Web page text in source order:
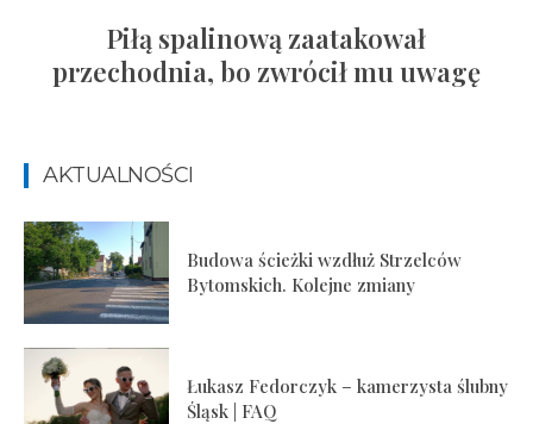
Piłą spalinową zaatakował
przechodnia, bo zwrócił mu uwagę
AKTUALNOŚCI
Budowa ścieżki wzdłuż Strzelców
Bytomskich. Kolejne zmiany
Łukasz Fedorczyk – kamerzysta ślubny
Śląsk | FAQ